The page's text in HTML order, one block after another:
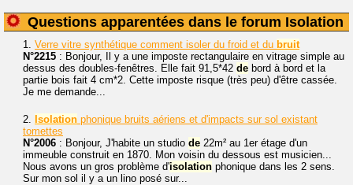
Questions apparentées dans le forum Isolation
1. Verre vitre synthétique comment isoler du froid et du bruit
N°2215 : Bonjour, Il y a une imposte rectangulaire en vitrage simple au
dessus des doubles-fenêtres. Elle fait 91,5*42 de bord à bord et la
partie bois fait 4 cm*2. Cette imposte risque (très peu) d'être cassée.
Je me demande...
2. Isolation phonique bruits aériens et d'impacts sur sol existant
tomettes
N°2006 : Bonjour, J'habite un studio de 22m² au 1er étage d'un
immeuble construit en 1870. Mon voisin du dessous est musicien...
Nous avons un gros problème d'isolation phonique dans les 2 sens.
Sur mon sol il y a un lino posé sur...